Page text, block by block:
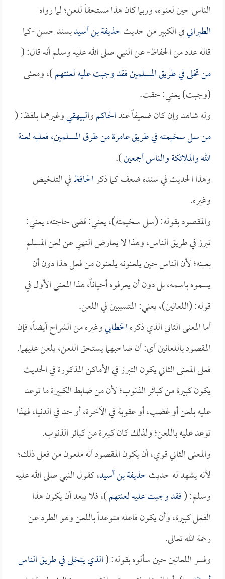
الناس حين لعنوه، وربما كان هذا مستحقاً للعن؛ لما رواه
الطبرانيفي الكبير من حديثحذيفة بن أسيدبسند حسن -كما
قاله عدد من الحفاظ- عن النبي صلى الله عليه وسلم أنه قال: (
من تخلى في طريق المسلمين فقد وجبت عليه لعنتهم)، ومعنى
(وجبت) يعني: حقت.
وله شاهد وإن كان ضعيفاً عندالحاكموالبيهقيوغيرهما بلفظ: (
من سل سخيمته في طريق عامرة من طرق المسلمين، فعليه لعنة
الله والملائكة والناس أجمعين).
وهذا الحديث في سنده ضعف كما ذكرالحافظفي التلخيص
وغيره.
والمقصود بقوله: (سل سخيمته)، يعني: قضى حاجته، يعني:
تبرز في طريق الناس، وهذا لا يعارض النهي عن لعن المسلم
بعينه؛ لأن الناس حين يلعنونه يلعنون من فعل هذا دون أن
يسموه باسمه، بل دون أن يعرفوه أحياناً، هذا المعنى الأول في
قوله: (اللعانين)، يعني: المتسببين في اللعن.
أما المعنى الثاني الذي ذكرهالخطابيوغيره من الشراح أيضاً، فإن
المقصود باللعانين أي: أن صاحبهما يستحق اللعن، يلعن عليهما.
فعلى المعنى الثاني يكون التبرز في الأماكن المذكورة في الحديث
يكون كبيرة من كبائر الذنوب؛ لأن من ضابط الكبيرة ما توعد
عليه بلعن أو غضب، أو عقوبة في الآخرة، أو حد في الدنيا، فهذا
توعد عليه باللعن؛ ولذلك كان كبيرة من كبائر الذنوب.
والمعنى الثاني قوي، أن يكون المقصود أنه ملعون من فعل ذلك؛
لأنه يشهد له حديثحذيفة بن أسيد، كقول النبي صلى الله عليه
وسلم: (فقد وجبت عليه لعنتهم)، فلا يبعد أن يكون هذا
الفعل كبيرة، وأن يكون فاعله متوعداً باللعن وهو الطرد عن
رحمة الله تعالى.
وفسر اللعانين حين سألوه بقوله: (الذي يتخلى في طريق الناس